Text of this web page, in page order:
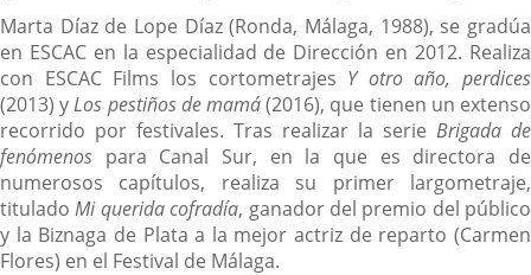
Marta Díaz de Lope Díaz (Ronda, Málaga, 1988), se gradúa
en ESCAC en la especialidad de Dirección en 2012. Realiza
con ESCAC Films los cortometrajes Y otro año, perdices
(2013) yLos pestiños de mamá(2016), que tienen un extenso
recorrido por festivales. Tras realizar la serie Brigada de
fenómenos para Canal Sur, en la que es directora de
numerosos capítulos, realiza su primer largometraje,
tituladoMi querida cofradía, ganador del premio del público
y la Biznaga de Plata a la mejor actriz de reparto (Carmen
Flores) en el Festival de Málaga.